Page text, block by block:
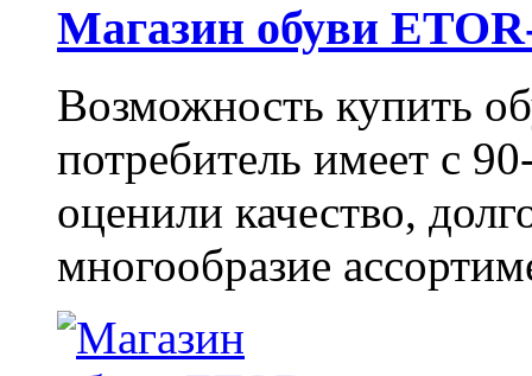
Магазин обуви
Возможность купить
потребитель имеет с
оценили качество,
многообразие